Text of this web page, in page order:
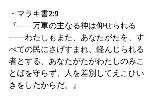
・マラキ書2:9
『――万軍の主なる神は仰せられる
――わたしもまた、あなたがたを、す
べての民にさげすまれ、軽んじられる
者とする。あなたがたがわたしのみこ
とばを守らず、人を差別してえこひい
きをしたからだ。』